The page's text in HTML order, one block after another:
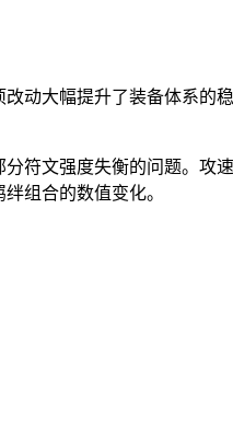
动大幅提升了装备体系的
符文强度失衡的问题。
组合的数值变化。